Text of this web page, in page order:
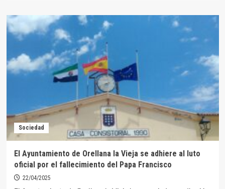
El
Ayuntamiento
saca
licitación
la
barra
2025
Sociedad
El Ayuntamiento de Orellana la Vieja se adhiere al luto
oficial por el fallecimiento del Papa Francisco
22/04/2025